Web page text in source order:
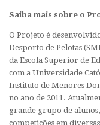
Saiba mais sobre o
O Projeto é
Desporto de Pelotas
da Escola Superior de
com a Universidade
Instituto de Menores
no ano de 2011.
grande grupo de
competições em